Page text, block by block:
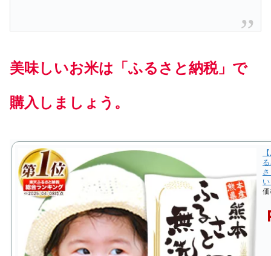
美味しいお米は「ふるさと納税」で
購入しましょう。